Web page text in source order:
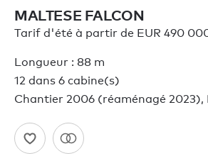
MALTESE FALCON
Tarif d'été à partir de EUR 490
Longueur : 88 m
12 dans 6 cabine(s)
Chantier 2006 (réaménagé 2023),